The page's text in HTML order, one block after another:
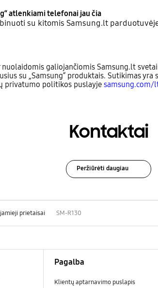
atlenkiami telefonai jau čia
su kitomis Samsung.lt
galiojančiomis Samsung.lt
su „Samsung“ produktais. Sutikimas yra
privatumo politikos puslayje
Kontaktai
Peržiūrėti daugiau
prietaisai SM-R130
Pagalba
Klientų aptarnavimo puslapis